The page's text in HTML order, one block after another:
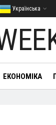
Українська
ЕКОНОМІКА